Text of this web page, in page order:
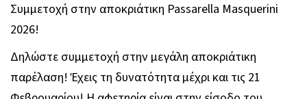
Συμμετοχή στην αποκριάτικη Passarella Masquerini
2026!
Δηλώστε συμμετοχή στην μεγάλη αποκριάτικη
παρέλαση! Έχεις τη δυνατότητα μέχρι και τις 21